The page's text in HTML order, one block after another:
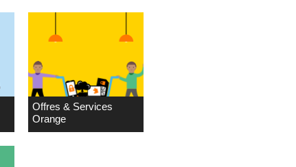
Offres & Services
Orange